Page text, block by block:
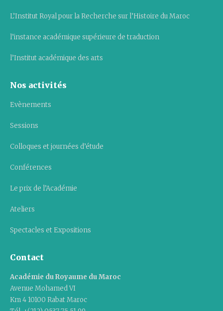
L’Institut Royal pour la Recherche sur l’Histoire du Maroc
l’instance académique supérieure de traduction
l’Institut académique des arts
Nos activités
Evènements
Sessions
Colloques et journées d’étude
Conférences
Le prix de l’Académie
Ateliers
Spectacles et Expositions
Contact
Académie du Royaume du Maroc
Avenue Mohamed VI
Km 4 10100 Rabat Maroc